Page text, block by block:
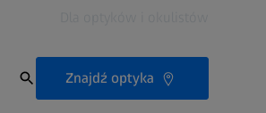
Znajdź optyka